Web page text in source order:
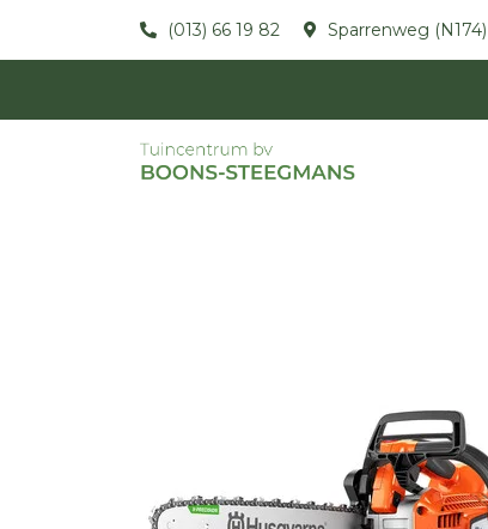
(013) 66 19 82 Sparrenweg